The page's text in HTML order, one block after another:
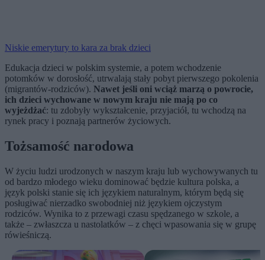
Niskie emerytury to kara za brak dzieci
Edukacja dzieci w polskim systemie, a potem wchodzenie
potomków w dorosłość, utrwalają stały pobyt pierwszego pokolenia
(migrantów-rodziców). Nawet jeśli oni wciąż marzą o powrocie,
ich dzieci wychowane w nowym kraju nie mają po co
wyjeżdżać: tu zdobyły wykształcenie, przyjaciół, tu wchodzą na
rynek pracy i poznają partnerów życiowych.
Tożsamość narodowa
W życiu ludzi urodzonych w naszym kraju lub wychowywanych tu
od bardzo młodego wieku dominować będzie kultura polska, a
język polski stanie się ich językiem naturalnym, którym będą się
posługiwać nierzadko swobodniej niż językiem ojczystym
rodziców. Wynika to z przewagi czasu spędzanego w szkole, a
także – zwłaszcza u nastolatków – z chęci wpasowania się w grupę
rówieśniczą.